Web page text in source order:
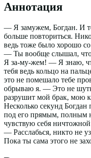
Аннотация
— Я замужем, Богдан. И
больше повториться.
ведь тоже было хорошо
— Ты вообще слышал,
Я за-му-жем! — Я знаю,
тебя ведь кольцо на
это не помешало тебе
обрываю я. — Это не
разрушит мой брак, мою
Несколько секунд Богдан
под его прямым, полным
чувствую себя
— Расслабься, никто не
Пока ты сама этого не